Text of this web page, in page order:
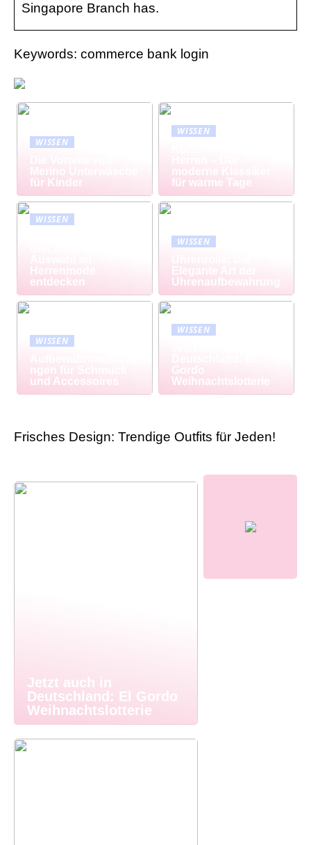
Singapore Branch has.
Keywords: commerce bank login
WISSEN
Merino Unterwäsche
für Kinder
WISSEN
moderne Klassiker
für warme Tage
WISSEN
Herrenmode
entdecken
WISSEN
Elegante Art der
Uhrenaufbewahrung
WISSEN
ngen für Schmuck
und Accessoires
WISSEN
Gordo
Weihnachtslotterie
Frisches Design: Trendige Outfits für Jeden!
Jetzt auch in
Deutschland: El Gordo
Weihnachtslotterie